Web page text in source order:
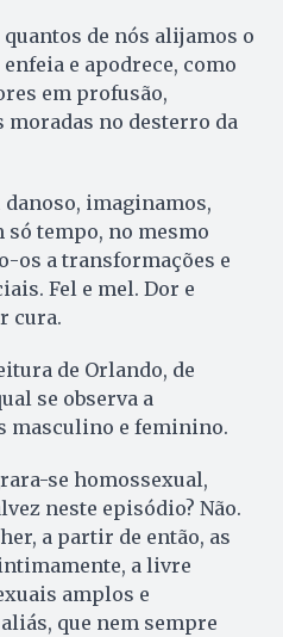
de nós alijamos o
e apodrece, como
em profusão,
moradas no desterro da
imaginamos,
só tempo, no mesmo
os a transformações e
Fel e mel. Dor e
cura.
de Orlando, de
se observa a
masculino e feminino.
se homossexual,
neste episódio? Não.
a partir de então, as
a livre
amplos e
que nem sempre